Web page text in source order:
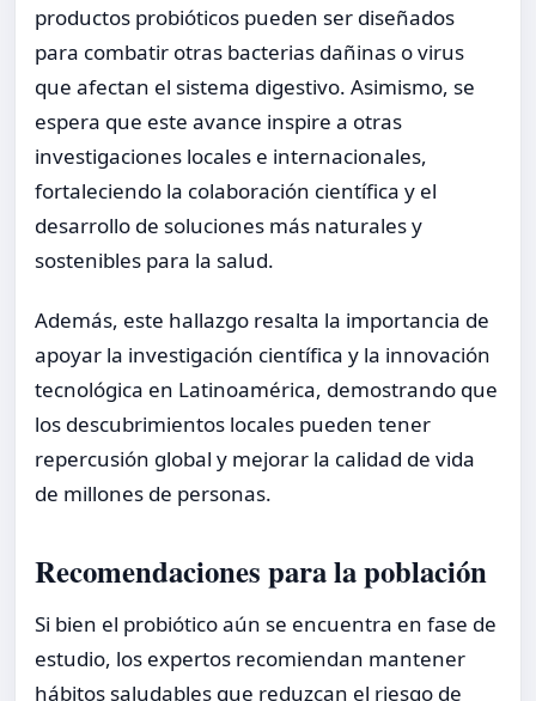
productos probióticos pueden ser diseñados
para combatir otras bacterias dañinas o virus
que afectan el sistema digestivo. Asimismo, se
espera que este avance inspire a otras
investigaciones locales e internacionales,
fortaleciendo la colaboración científica y el
desarrollo de soluciones más naturales y
sostenibles para la salud.
Además, este hallazgo resalta la importancia de
apoyar la investigación científica y la innovación
tecnológica en Latinoamérica, demostrando que
los descubrimientos locales pueden tener
repercusión global y mejorar la calidad de vida
de millones de personas.
Recomendaciones para la población
Si bien el probiótico aún se encuentra en fase de
estudio, los expertos recomiendan mantener
hábitos saludables que reduzcan el riesgo de